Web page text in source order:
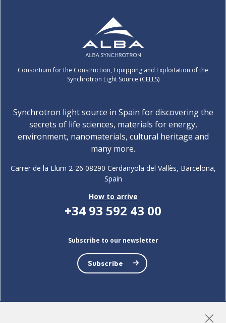
Consortium for the Construction, Equipping and Exploitation of the
Synchrotron Light Source (CELLS)
Synchrotron light source in Spain for discovering the
secrets of life sciences, materials for energy,
environment, nanomaterials, cultural heritage and
many more.
Carrer de la Llum 2-26 08290 Cerdanyola del Vallès, Barcelona,
Spain
How to arrive
+34 93 592 43 00
Subscribe to our newsletter
Subscribe